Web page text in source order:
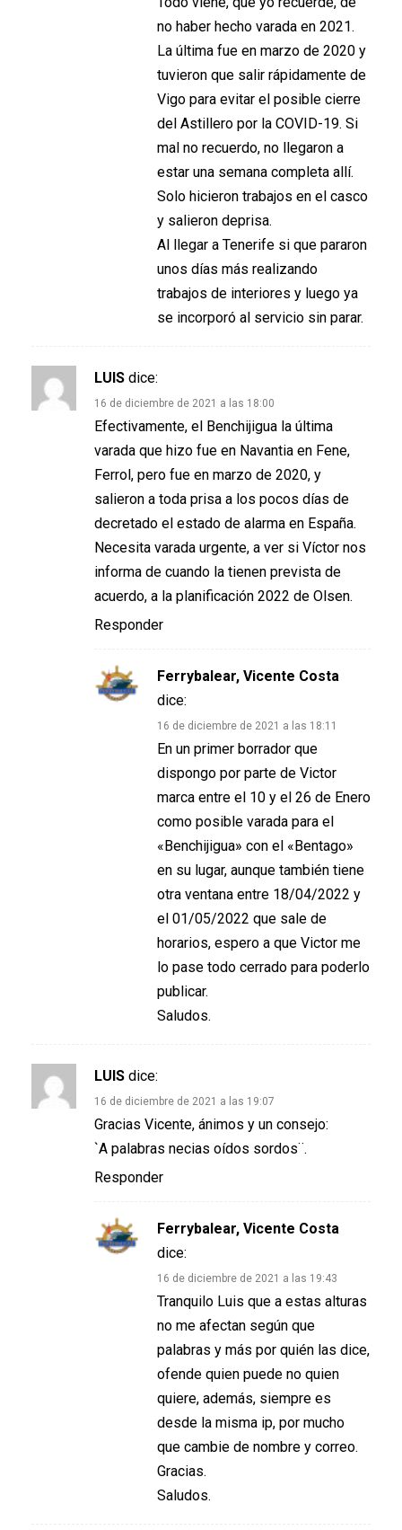
no haber hecho varada en 2021.
La última fue en marzo de 2020 y
tuvieron que salir rápidamente de
Vigo para evitar el posible cierre
del Astillero por la COVID-19. Si
mal no recuerdo, no llegaron a
estar una semana completa allí.
Solo hicieron trabajos en el casco
y salieron deprisa.
Al llegar a Tenerife si que pararon
unos días más realizando
trabajos de interiores y luego ya
se incorporó al servicio sin parar.
LUIS dice:
16 de diciembre de 2021 a las 18:00
Efectivamente, el Benchijigua la última
varada que hizo fue en Navantia en Fene,
Ferrol, pero fue en marzo de 2020, y
salieron a toda prisa a los pocos días de
decretado el estado de alarma en España.
Necesita varada urgente, a ver si Víctor nos
informa de cuando la tienen prevista de
acuerdo, a la planificación 2022 de Olsen.
Responder
Ferrybalear, Vicente Costa
dice:
16 de diciembre de 2021 a las 18:11
En un primer borrador que
dispongo por parte de Victor
marca entre el 10 y el 26 de Enero
como posible varada para el
«Benchijigua» con el «Bentago»
en su lugar, aunque también tiene
otra ventana entre 18/04/2022 y
el 01/05/2022 que sale de
horarios, espero a que Victor me
lo pase todo cerrado para poderlo
publicar.
Saludos.
LUIS dice:
16 de diciembre de 2021 a las 19:07
Gracias Vicente, ánimos y un consejo:
`A palabras necias oídos sordos¨.
Responder
Ferrybalear, Vicente Costa
dice:
16 de diciembre de 2021 a las 19:43
Tranquilo Luis que a estas alturas
no me afectan según que
palabras y más por quién las dice,
ofende quien puede no quien
quiere, además, siempre es
desde la misma ip, por mucho
que cambie de nombre y correo.
Gracias.
Saludos.